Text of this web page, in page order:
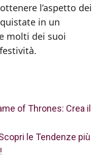
l’aspetto dei
in un
molti dei suoi
of Thrones: Crea il
le Tendenze più